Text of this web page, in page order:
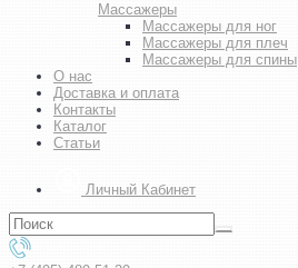
Массажеры
Массажеры для ног
Массажеры для плеч
Массажеры для спины
О нас
Доставка и оплата
Контакты
Каталог
Статьи
Личный Кабинет